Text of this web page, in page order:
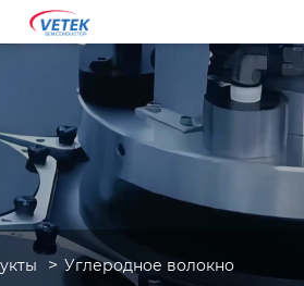
Углеродное волокно